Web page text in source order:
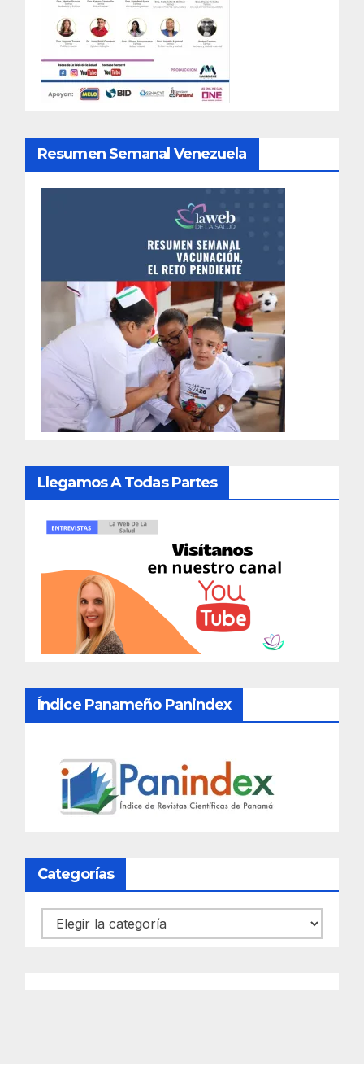
Resumen Semanal Venezuela
Llegamos A Todas Partes
Índice Panameño Panindex
Categorías
Categorías